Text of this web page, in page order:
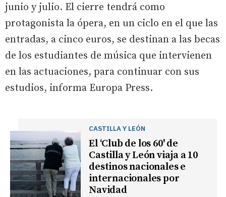
junio y julio. El cierre tendrá como
protagonista la ópera, en un ciclo en el que las
entradas, a cinco euros, se destinan a las becas
de los estudiantes de música que intervienen
en las actuaciones, para continuar con sus
estudios, informa Europa Press.
CASTILLA Y LEÓN
El ‘Club de los 60' de
Castilla y León viaja a 10
destinos nacionales e
internacionales por
Navidad